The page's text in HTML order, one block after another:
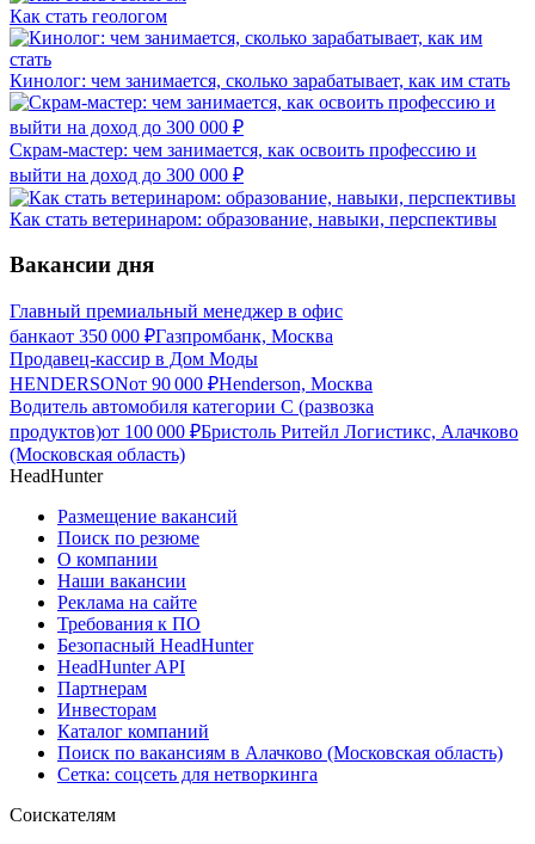
Как стать геологом
Кинолог: чем занимается, сколько зарабатывает, как им стать
Скрам-мастер: чем занимается, как освоить профессию и
выйти на доход до 300 000 ₽
Как стать ветеринаром: образование, навыки, перспективы
Вакансии дня
Главный премиальный менеджер в офис
банкаот 350 000 ₽Газпромбанк, Москва
Продавец-кассир в Дом Моды
HENDERSONот 90 000 ₽Henderson, Москва
Водитель автомобиля категории C (развозка
продуктов)от 100 000 ₽Бристоль Ритейл Логистикс, Алачково
(Московская область)
HeadHunter
Размещение вакансий
Поиск по резюме
О компании
Наши вакансии
Реклама на сайте
Требования к ПО
Безопасный HeadHunter
HeadHunter API
Партнерам
Инвесторам
Каталог компаний
Поиск по вакансиям в Алачково (Московская область)
Сетка: соцсеть для нетворкинга
Соискателям